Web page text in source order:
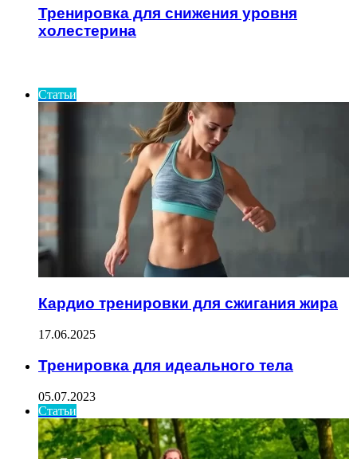
Тренировка для снижения уровня
холестерина
Статьи
Кардио тренировки для сжигания жира
17.06.2025
Тренировка для идеального тела
05.07.2023
Статьи